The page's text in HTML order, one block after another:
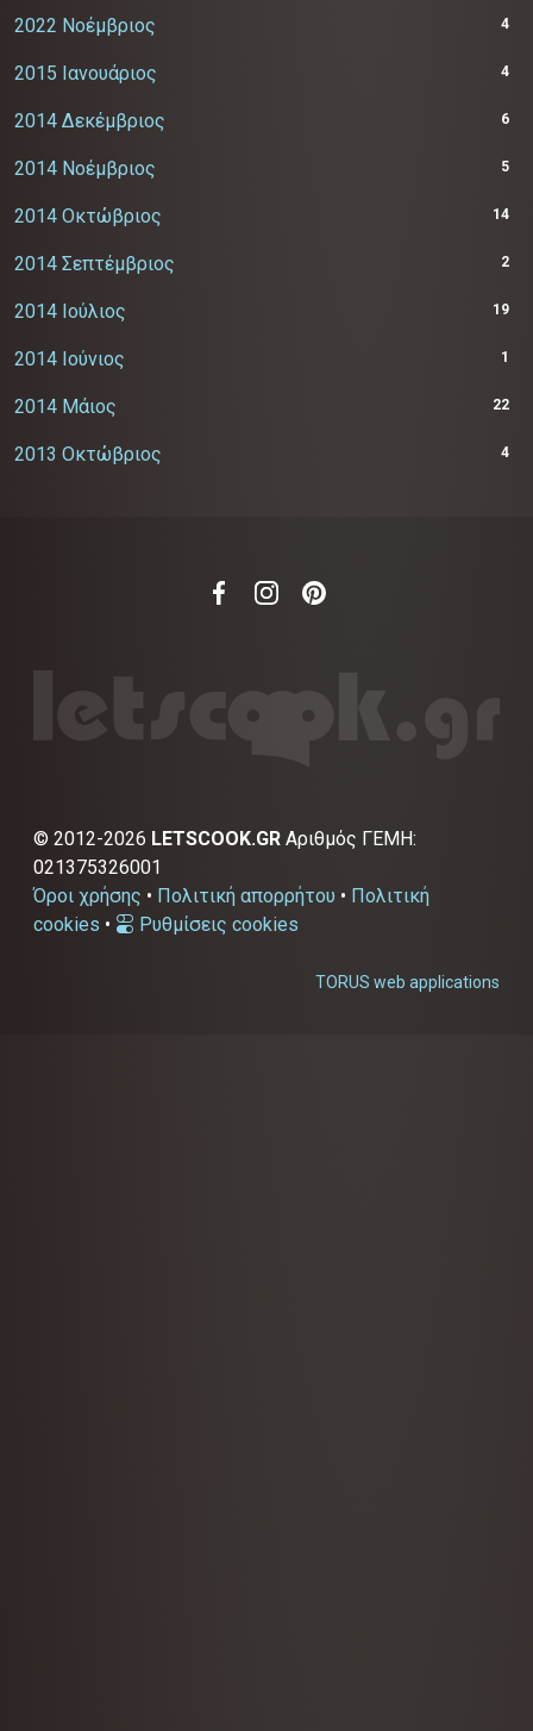
2022 Νοέμβριος 4
2015 Ιανουάριος 4
2014 Δεκέμβριος 6
2014 Νοέμβριος 5
2014 Οκτώβριος 14
2014 Σεπτέμβριος 2
2014 Ιούλιος 19
2014 Ιούνιος 1
2014 Μάιος 22
2013 Οκτώβριος 4
© 2012-2026 LETSCOOK.GR Αριθμός ΓΕΜΗ:
021375326001
Όροι χρήσης • Πολιτική απορρήτου • Πολιτική
cookies • Ρυθμίσεις cookies
TORUS web applications